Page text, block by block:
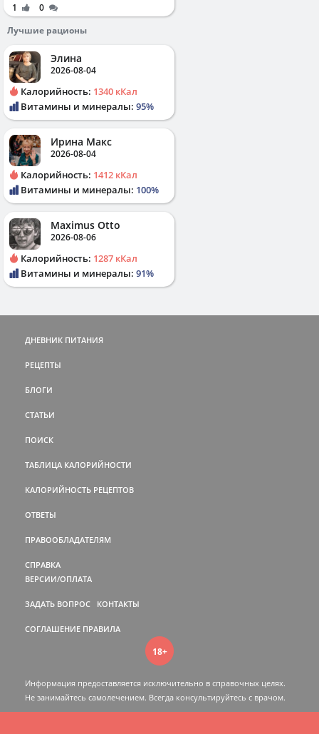
1
0
Лучшие рационы
Элина
2026-08-04
Калорийность: 1340 кКал
Витамины и минералы: 95%
Ирина Макс
2026-08-04
Калорийность: 1412 кКал
Витамины и минералы: 100%
Maximus Otto
2026-08-06
Калорийность: 1287 кКал
Витамины и минералы: 91%
ДНЕВНИК ПИТАНИЯ
РЕЦЕПТЫ
БЛОГИ
СТАТЬИ
ПОИСК
ТАБЛИЦА КАЛОРИЙНОСТИ
КАЛОРИЙНОСТЬ РЕЦЕПТОВ
ОТВЕТЫ
ПРАВООБЛАДАТЕЛЯМ
СПРАВКА
ВЕРСИИ/ОПЛАТА
ЗАДАТЬ ВОПРОС КОНТАКТЫ
СОГЛАШЕНИЕ ПРАВИЛА
18+
Информация предоставляется исключительно в справочных целях.
Не занимайтесь самолечением. Всегда консультируйтесь c врачом.